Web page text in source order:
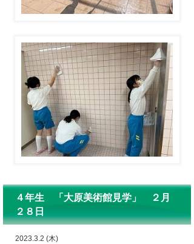
４年生 「大原美術館見学」 ２月
２８日
2023.3.2 (木)